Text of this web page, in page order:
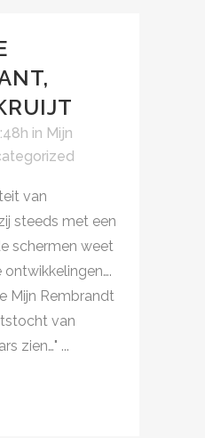
in Mijn
van
steeds met een
schermen weet
Mijn Rembrandt
van
zien…" ...